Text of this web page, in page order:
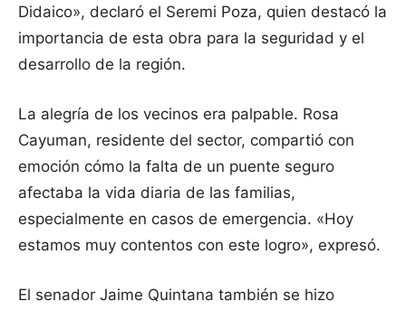
Didaico», declaró el Seremi Poza, quien destacó la
importancia de esta obra para la seguridad y el
desarrollo de la región.
La alegría de los vecinos era palpable. Rosa
Cayuman, residente del sector, compartió con
emoción cómo la falta de un puente seguro
afectaba la vida diaria de las familias,
especialmente en casos de emergencia. «Hoy
estamos muy contentos con este logro», expresó.
El senador Jaime Quintana también se hizo